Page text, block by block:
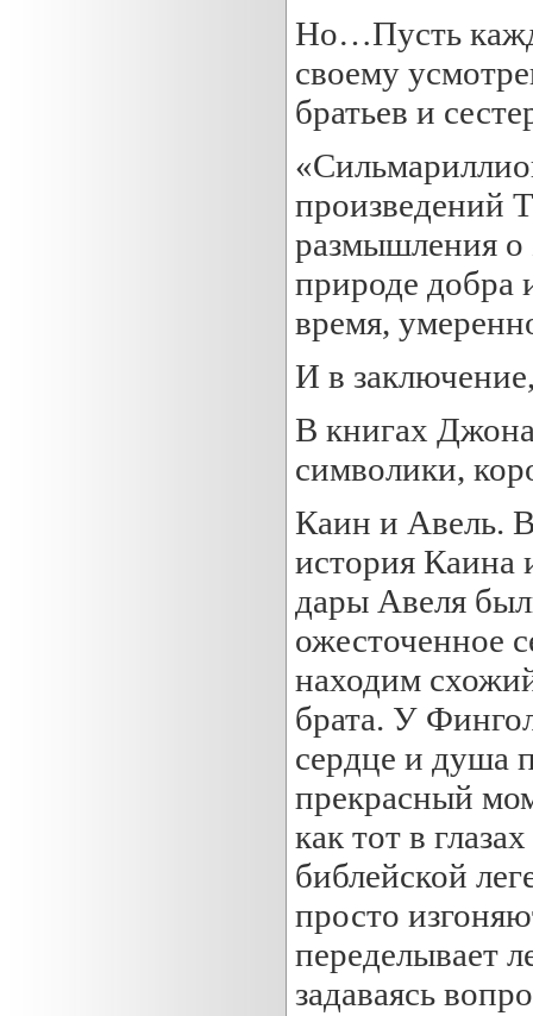
Но…Пусть
своему
братьев и
произведений
размышления о
природе добра
время,
И в
В книгах
символики,
Каин и Авель.
история Каина
дары Авеля
ожесточенное
находим
брата. У
сердце и душа
прекрасный
как тот в
библейской
просто
переделывает
задаваясь